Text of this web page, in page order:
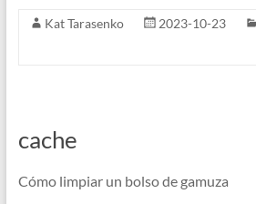
Kat Tarasenko 2023-10-23
cache
Cómo limpiar un bolso de gamuza